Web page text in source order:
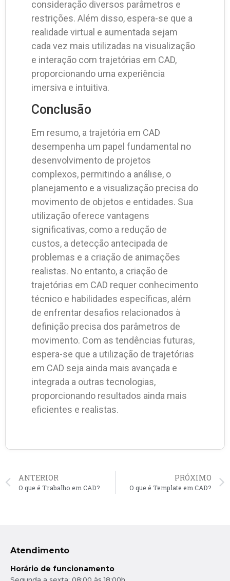
consideração diversos parâmetros e
restrições. Além disso, espera-se que a
realidade virtual e aumentada sejam
cada vez mais utilizadas na visualização
e interação com trajetórias em CAD,
proporcionando uma experiência
imersiva e intuitiva.
Conclusão
Em resumo, a trajetória em CAD
desempenha um papel fundamental no
desenvolvimento de projetos
complexos, permitindo a análise, o
planejamento e a visualização precisa do
movimento de objetos e entidades. Sua
utilização oferece vantagens
significativas, como a redução de
custos, a detecção antecipada de
problemas e a criação de animações
realistas. No entanto, a criação de
trajetórias em CAD requer conhecimento
técnico e habilidades específicas, além
de enfrentar desafios relacionados à
definição precisa dos parâmetros de
movimento. Com as tendências futuras,
espera-se que a utilização de trajetórias
em CAD seja ainda mais avançada e
integrada a outras tecnologias,
proporcionando resultados ainda mais
eficientes e realistas.
ANTERIOR
O que é Trabalho em CAD?
PRÓXIMO
O que é Template em CAD?
Atendimento
Horário de funcionamento